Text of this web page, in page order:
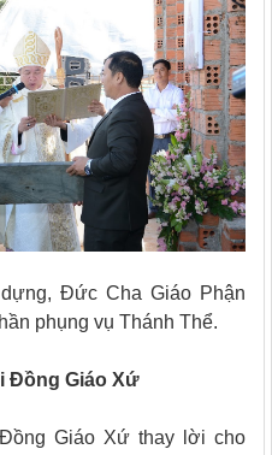
Đức Cha Giáo Phận
phụng vụ Thánh Thể.
Đồng Giáo Xứ
Giáo Xứ thay lời cho